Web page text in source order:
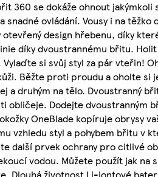
360 se dokáže ohnout jakýmkoli
ovládání. Vousy i na těžko
design hřebenu, díky
díky dvoustrannému břitu.
si svůj styl za pár vteřin!
Běžte proti proudu a oholte si
a druhým na tělo. Dvoustranný
obličeje. Dodejte dvoustranným
OneBlade kopíruje obrysy
vzhledu styl a pohybem břitu v
další prvek ochrany pro citlivé
vodou. Můžete použít jak na
Dlouhá životnost Li-iontové